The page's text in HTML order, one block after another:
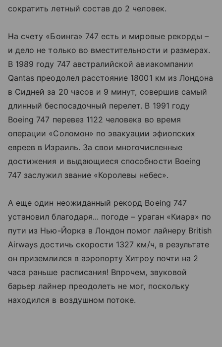
сократить летный состав до 2 человек.
На счету «Боинга» 747 есть и мировые рекорды –
и дело не только во вместительности и размерах.
В 1989 году 747 австралийской авиакомпании
Qantas преодолел расстояние 18001 км из Лондона
в Сидней за 20 часов и 9 минут, совершив самый
длинный беспосадочный перелет. В 1991 году
Boeing 747 перевез 1122 человека во время
операции «Соломон» по эвакуации эфиопских
евреев в Израиль. За свои многочисленные
достижения и выдающиеся способности Boeing
747 заслужил звание «Королевы небес».
А еще один неожиданный рекорд Boeing 747
установил благодаря... погоде – ураган «Киара» по
пути из Нью-Йорка в Лондон помог лайнеру British
Airways достичь скорости 1327 км/ч, в результате
он приземлился в аэропорту Хитроу почти на 2
часа раньше расписания! Впрочем, звуковой
барьер лайнер преодолеть не мог, поскольку
находился в воздушном потоке.